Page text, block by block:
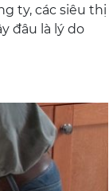
ty, các siêu thị
đâu là lý do